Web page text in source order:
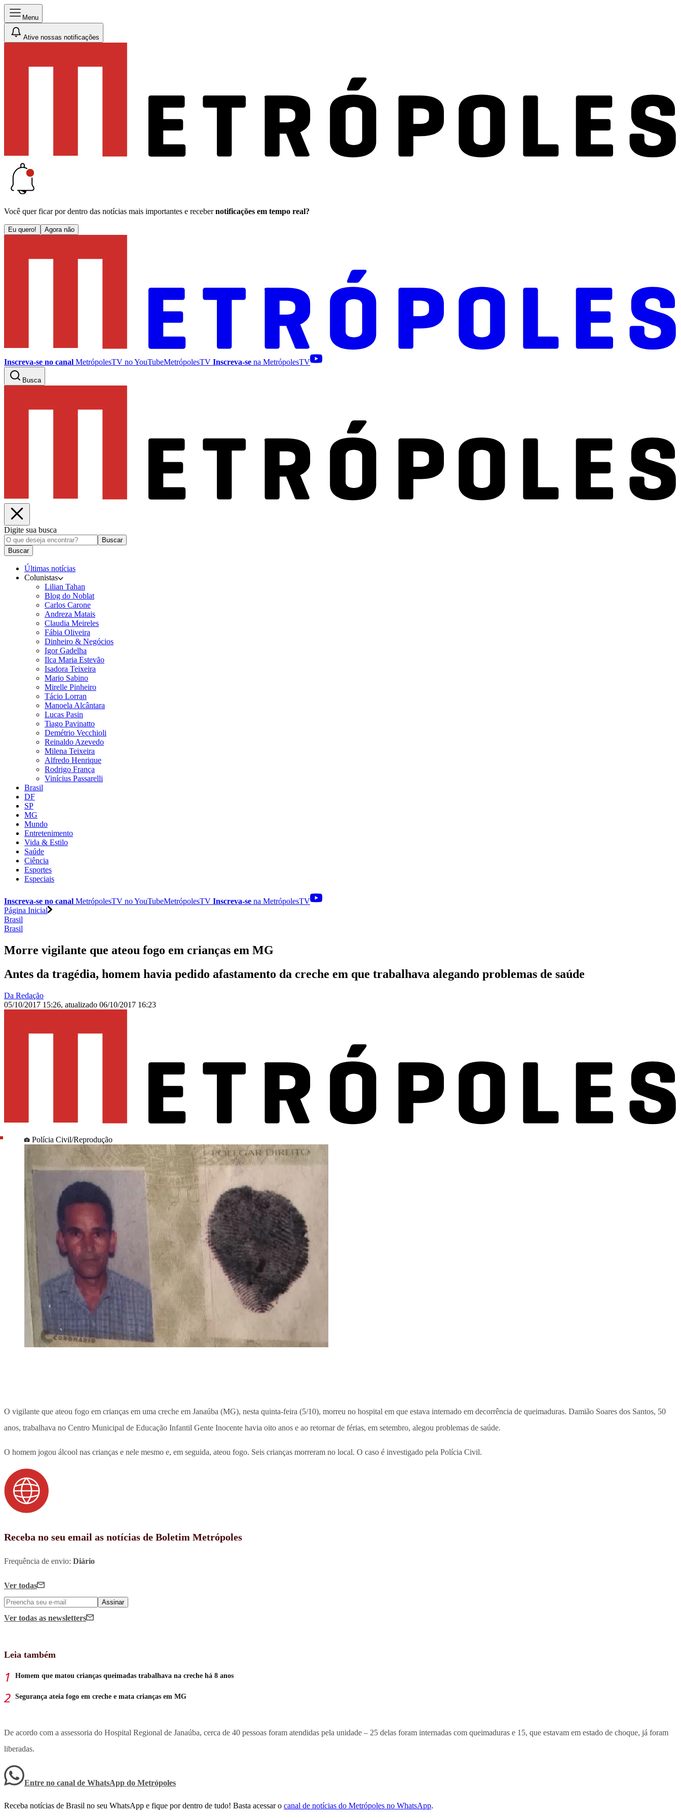
Menu
Ative nossas notificações
Você quer ficar por dentro das notícias mais importantes e receber notificações em tempo real?
Eu quero! Agora não
Inscreva-se no canal MetrópolesTV noYouTubeMetrópolesTV Inscreva-se na MetrópolesTV
Busca
Digite sua busca
Buscar
Buscar
Últimas notícias
Colunistas
Lilian Tahan
Blog do Noblat
Carlos Carone
Andreza Matais
Claudia Meireles
Fábia Oliveira
Dinheiro & Negócios
Igor Gadelha
Ilca Maria Estevão
Isadora Teixeira
Mario Sabino
Mirelle Pinheiro
Tácio Lorran
Manoela Alcântara
Lucas Pasin
Tiago Pavinatto
Demétrio Vecchioli
Reinaldo Azevedo
Milena Teixeira
Alfredo Henrique
Rodrigo França
Vinícius Passarelli
Brasil
DF
SP
MG
Mundo
Entretenimento
Vida & Estilo
Saúde
Ciência
Esportes
Especiais
Inscreva-se no canal MetrópolesTV noYouTubeMetrópolesTV Inscreva-se na MetrópolesTV
Página Inicial
Brasil
Brasil
Morre vigilante que ateou fogo em crianças em MG
Antes da tragédia, homem havia pedido afastamento da creche em que trabalhava alegando problemas de saúde
Da Redação
05/10/2017 15:26, atualizado 06/10/2017 16:23
Polícia Civil/Reprodução
O vigilante que ateou fogo em crianças em uma creche em Janaúba (MG), nesta quinta-feira (5/10), morreu no hospital em que estava internado em decorrência de queimaduras. Damião Soares dos Santos, 50
anos, trabalhava no Centro Municipal de Educação Infantil Gente Inocente havia oito anos e ao retornar de férias, em setembro, alegou problemas de saúde.
O homem jogou álcool nas crianças e nele mesmo e, em seguida, ateou fogo. Seis crianças morreram no local. O caso é investigado pela Polícia Civil.
Receba no seu email as notícias de Boletim Metrópoles
Frequência de envio: Diário
Ver todas
Assinar
Ver todas as newsletters
Leia também
Homem que matou crianças queimadas trabalhava na creche há 8 anos
Segurança ateia fogo em creche e mata crianças em MG
De acordo com a assessoria do Hospital Regional de Janaúba, cerca de 40 pessoas foram atendidas pela unidade – 25 delas foram internadas com queimaduras e 15, que estavam em estado de choque, já foram
liberadas.
Entre no canal de WhatsApp do Metrópoles
Receba notícias de Brasil no seu WhatsApp e fique por dentro de tudo! Basta acessar o canal de notícias do Metrópoles no WhatsApp.